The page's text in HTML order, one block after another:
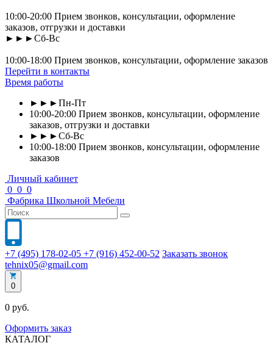
10:00-20:00 Прием звонков, консультации, оформление
заказов, отгрузки и доставки
►►►Сб-Вс
10:00-18:00 Прием звонков, консультации, оформление заказов
Перейти в контакты
Время работы
►►►Пн-Пт
10:00-20:00 Прием звонков, консультации, оформление
заказов, отгрузки и доставки
►►►Сб-Вс
10:00-18:00 Прием звонков, консультации, оформление
заказов
Личный кабинет
0 0 0
Фабрика Школьной Мебели
+7 (495) 178-02-05 +7 (916) 452-00-52 Заказать звонок
tehnix05@gmail.com
0
0 руб.
Оформить заказ
КАТАЛОГ